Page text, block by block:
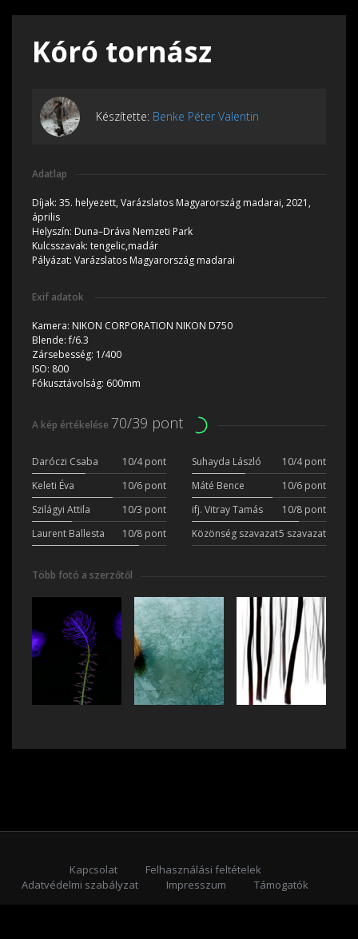
Kóró tornász
Készítette: Benke Péter Valentin
Adatlap
Díjak: 35. helyezett, Varázslatos Magyarország madarai, 2021,
április
Helyszín: Duna–Dráva Nemzeti Park
Kulcsszavak: tengelic,madár
Pályázat: Varázslatos Magyarország madarai
Exif adatok
Kamera: NIKON CORPORATION NIKON D750
Blende:f/6.3
Zársebesség: 1/400
ISO: 800
Fókusztávolság: 600mm
A kép értékelése 70/39 pont
Daróczi Csaba 10/4 pont Suhayda László
10/4 pont
Keleti Éva
10/6 pont Máté Bence
10/6 pont
Szilágyi Attila
10/3 pont ifj. Vitray Tamás
10/8 pont
Laurent Ballesta
10/8 pont Közönség szavazat5 szavazat
Több fotó a szerzőtől
Kapcsolat
Felhasználási feltételek
Adatvédelmi szabályzat
Impresszum
Támogatók